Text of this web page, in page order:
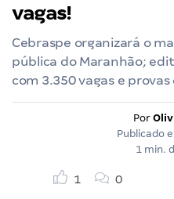
vagas!
Cebraspe organizará o
pública do Maranhão;
com 3.350 vagas e
Por
Publicado
1 min.
1 0